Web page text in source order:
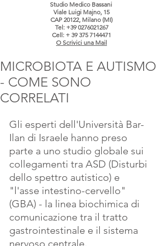
Studio Medico Bassani
Viale Luigi Majno, 15
CAP 20122, Milano (MI)
Tel: +39 0276021267
Cell: + 39 375 7144471
O Scrivici una Mail
MICROBIOTA E AUTISMO
- COME SONO
CORRELATI
Gli esperti dell'Università Bar-
Ilan di Israele hanno preso
parte a uno studio globale sui
collegamenti tra ASD (Disturbi
dello spettro autistico) e
"l'asse intestino-cervello"
(GBA) - la linea biochimica di
comunicazione tra il tratto
gastrointestinale e il sistema
nervoso centrale.